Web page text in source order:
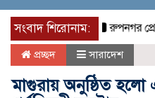
সংবাদ শিরোনাম:রুপনগর
প্রচ্ছদ সারাদেশ
মাগুরায় অনুষ্ঠিত হলো